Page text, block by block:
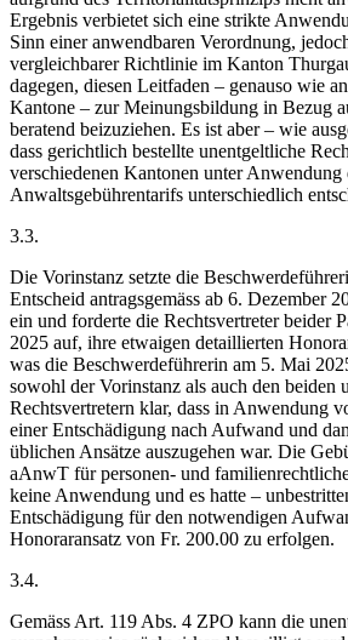
Ergebnis verbietet sich eine strikte
Sinn einer anwendbaren Verordnung,
vergleichbarer Richtlinie im Kanton
dagegen, diesen Leitfaden – genauso wie
Kantone – zur Meinungsbildung in Bezug
beratend beizuziehen. Es ist aber – wie
dass gerichtlich bestellte unentgeltliche
verschiedenen Kantonen unter Anwendung
Anwaltsgebührentarifs unterschiedlich
3.3.
Die Vorinstanz setzte die
Entscheid antragsgemäss ab 6. Dezember
ein und forderte die Rechtsvertreter beider
2025 auf, ihre etwaigen detaillierten
was die Beschwerdeführerin am 5. Mai
sowohl der Vorinstanz als auch den beiden
Rechtsvertretern klar, dass in Anwendung
einer Entschädigung nach Aufwand und
üblichen Ansätze auszugehen war. Die
aAnwT für personen- und
keine Anwendung und es hatte –
Entschädigung für den notwendigen
Honoraransatz von Fr. 200.00 zu erfolgen.
3.4.
Gemäss Art. 119 Abs. 4 ZPO kann die